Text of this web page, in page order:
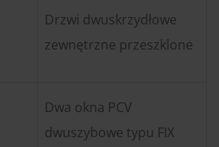
Drzwi dwuskrzydłowe
zewnętrzne przeszklone
Dwa okna PCV
dwuszybowe typu FIX